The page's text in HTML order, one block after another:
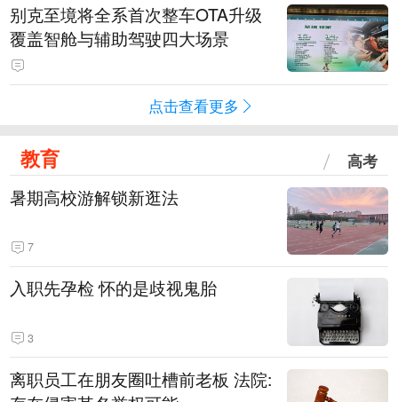
别克至境将全系首次整车OTA升级
覆盖智舱与辅助驾驶四大场景
点击查看更多
教育 高考
暑期高校游解锁新逛法
7
入职先孕检 怀的是歧视鬼胎
3
离职员工在朋友圈吐槽前老板 法院: